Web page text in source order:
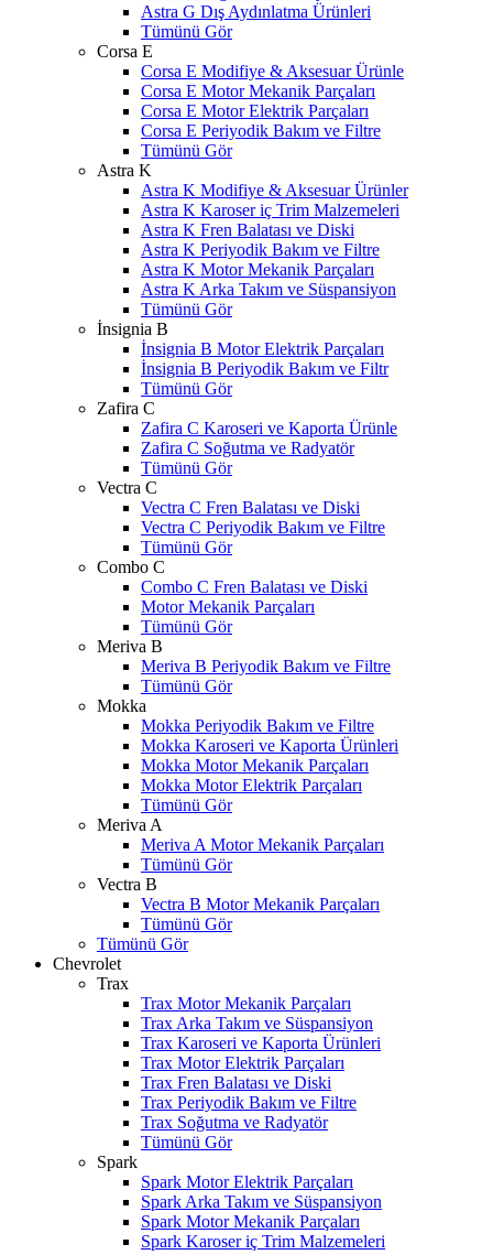
Astra G Dış Aydınlatma Ürünleri
Tümünü Gör
Corsa E
Corsa E Modifiye & Aksesuar Ürünle
Corsa E Motor Mekanik Parçaları
Corsa E Motor Elektrik Parçaları
Corsa E Periyodik Bakım ve Filtre
Tümünü Gör
Astra K
Astra K Modifiye & Aksesuar Ürünler
Astra K Karoser iç Trim Malzemeleri
Astra K Fren Balatası ve Diski
Astra K Periyodik Bakım ve Filtre
Astra K Motor Mekanik Parçaları
Astra K Arka Takım ve Süspansiyon
Tümünü Gör
İnsignia B
İnsignia B Motor Elektrik Parçaları
İnsignia B Periyodik Bakım ve Filtr
Tümünü Gör
Zafira C
Zafira C Karoseri ve Kaporta Ürünle
Zafira C Soğutma ve Radyatör
Tümünü Gör
Vectra C
Vectra C Fren Balatası ve Diski
Vectra C Periyodik Bakım ve Filtre
Tümünü Gör
Combo C
Combo C Fren Balatası ve Diski
Motor Mekanik Parçaları
Tümünü Gör
Meriva B
Meriva B Periyodik Bakım ve Filtre
Tümünü Gör
Mokka
Mokka Periyodik Bakım ve Filtre
Mokka Karoseri ve Kaporta Ürünleri
Mokka Motor Mekanik Parçaları
Mokka Motor Elektrik Parçaları
Tümünü Gör
Meriva A
Meriva A Motor Mekanik Parçaları
Tümünü Gör
Vectra B
Vectra B Motor Mekanik Parçaları
Tümünü Gör
Tümünü Gör
Chevrolet
Trax
Trax Motor Mekanik Parçaları
Trax Arka Takım ve Süspansiyon
Trax Karoseri ve Kaporta Ürünleri
Trax Motor Elektrik Parçaları
Trax Fren Balatası ve Diski
Trax Periyodik Bakım ve Filtre
Trax Soğutma ve Radyatör
Tümünü Gör
Spark
Spark Motor Elektrik Parçaları
Spark Arka Takım ve Süspansiyon
Spark Motor Mekanik Parçaları
Spark Karoser iç Trim Malzemeleri